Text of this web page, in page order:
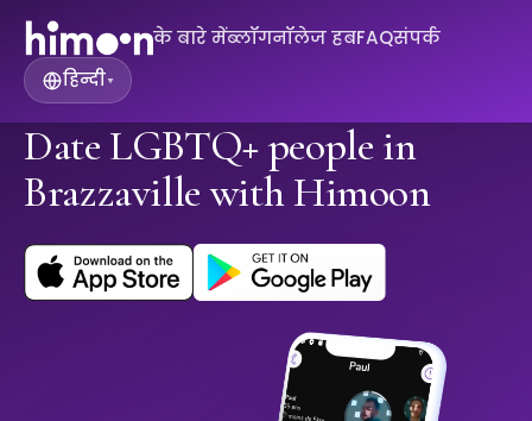
के बारे मेंब्लॉगनॉलेज हबFAQसंपर्क
हिन्दी▾
Date LGBTQ+ people in
Brazzaville with Himoon